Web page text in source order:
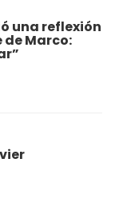
una reflexión
de Marco: